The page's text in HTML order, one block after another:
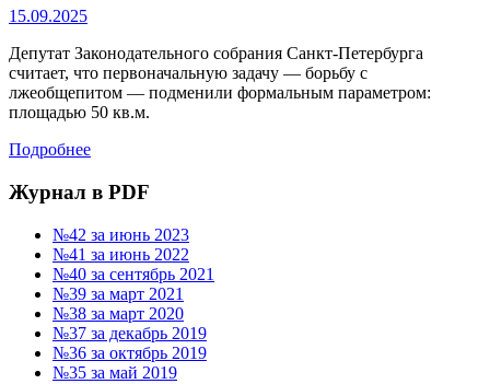
15.09.2025
Депутат Законодательного собрания Санкт-Петербурга
считает, что первоначальную задачу — борьбу с
лжеобщепитом — подменили формальным параметром:
площадью 50 кв.м.
Подробнее
Журнал в PDF
№42 за июнь 2023
№41 за июнь 2022
№40 за сентябрь 2021
№39 за март 2021
№38 за март 2020
№37 за декабрь 2019
№36 за октябрь 2019
№35 за май 2019